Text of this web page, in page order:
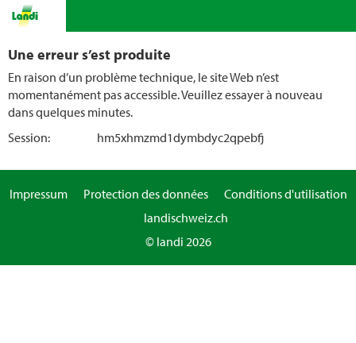
Une erreur s’est produite
En raison d’un problème technique, le site Web n’est
momentanément pas accessible. Veuillez essayer à nouveau
dans quelques minutes.
Session:
hm5xhmzmd1dymbdyc2qpebfj
Impressum Protection des données
Conditions d'utilisation
landischweiz.ch
© landi 2026